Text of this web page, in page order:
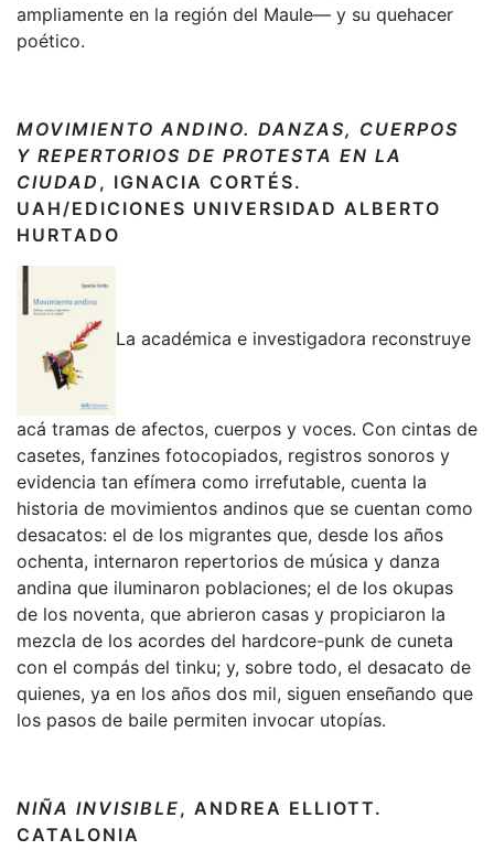
ampliamente en la región del Maule— y su quehacer
poético.
MOVIMIENTO ANDINO. DANZAS, CUERPOS
Y REPERTORIOS DE PROTESTA EN LA
CIUDAD , IGNACIA CORTÉS.
UAH/EDICIONES UNIVERSIDAD ALBERTO
HURTADO
La académica e investigadora reconstruye
acá tramas de afectos, cuerpos y voces. Con cintas de
casetes, fanzines fotocopiados, registros sonoros y
evidencia tan efímera como irrefutable, cuenta la
historia de movimientos andinos que se cuentan como
desacatos: el de los migrantes que, desde los años
ochenta, internaron repertorios de música y danza
andina que iluminaron poblaciones; el de los okupas
de los noventa, que abrieron casas y propiciaron la
mezcla de los acordes del hardcore-punk de cuneta
con el compás del tinku; y, sobre todo, el desacato de
quienes, ya en los años dos mil, siguen enseñando que
los pasos de baile permiten invocar utopías.
NIÑA INVISIBLE, ANDREA ELLIOTT.
CATALONIA